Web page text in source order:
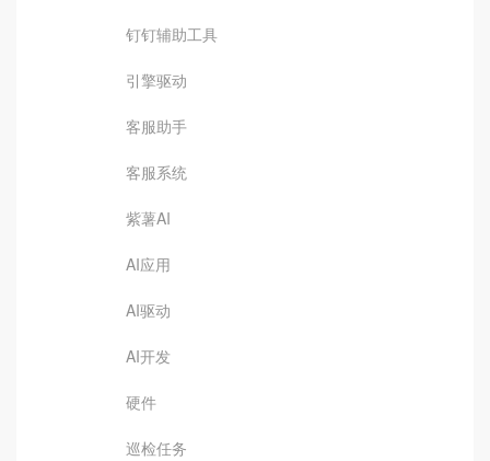
钉钉辅助工具
引擎驱动
客服助手
客服系统
紫薯AI
AI应用
AI驱动
AI开发
硬件
巡检任务